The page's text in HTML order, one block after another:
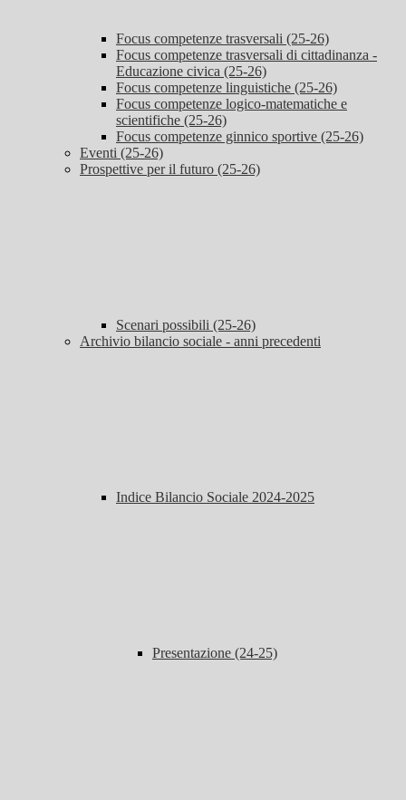
Focus competenze trasversali (25-26)
Focus competenze trasversali di cittadinanza -
Educazione civica (25-26)
Focus competenze linguistiche (25-26)
Focus competenze logico-matematiche e
scientifiche (25-26)
Focus competenze ginnico sportive (25-26)
Eventi (25-26)
Prospettive per il futuro (25-26)
Scenari possibili (25-26)
Archivio bilancio sociale - anni precedenti
Indice Bilancio Sociale 2024-2025
Presentazione (24-25)